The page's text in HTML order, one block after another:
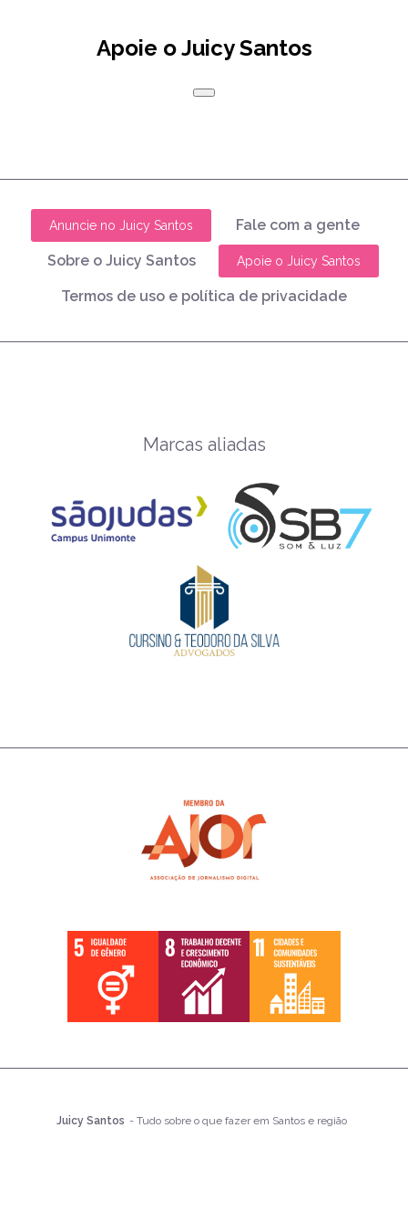
Apoie o Juicy Santos
Anuncie no Juicy Santos Fale com a gente
Sobre o Juicy Santos Apoie o Juicy Santos
Termos de uso e política de privacidade
Marcas aliadas
Juicy Santos - Tudo sobre o que fazer em Santos e região